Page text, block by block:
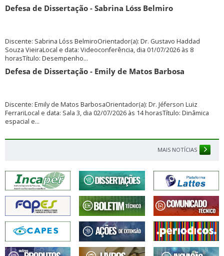
Defesa de Dissertação - Sabrina Lóss Belmiro
Discente: Sabrina Lóss BelmiroOrientador(a): Dr. Gustavo Haddad
Souza VieiraLocal e data: Videoconferência, dia 01/07/2026 às 8
horasTítulo: Desempenho...
Defesa de Dissertação - Emily de Matos Barbosa
Discente: Emily de Matos BarbosaOrientador(a): Dr. Jéferson Luiz
FerrariLocal e data: Sala 3, dia 02/07/2026 às 14 horasTítulo: Dinâmica
espacial e...
MAIS NOTÍCIAS